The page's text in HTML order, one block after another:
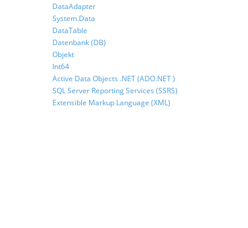
DataAdapter
System.Data
DataTable
Datenbank (DB)
Objekt
Int64
Active Data Objects .NET (ADO.NET )
SQL Server Reporting Services (SSRS)
Extensible Markup Language (XML)